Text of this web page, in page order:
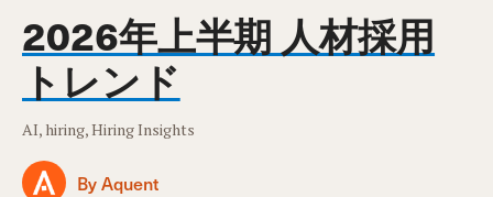
2026年上半期 人材採用
トレンド
AI, hiring, Hiring Insights
By Aquent